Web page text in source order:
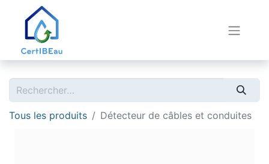
Tous les produits Détecteur de câbles et conduites